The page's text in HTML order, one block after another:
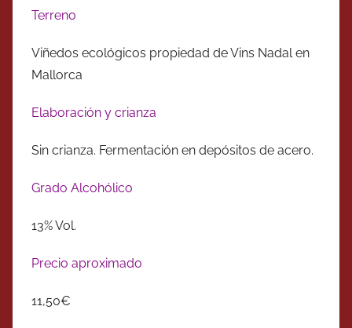
Terreno
Viñedos ecológicos propiedad de Vins Nadal en
Mallorca
Elaboración y crianza
Sin crianza. Fermentación en depósitos de acero.
Grado Alcohólico
13% Vol.
Precio aproximado
11,50€